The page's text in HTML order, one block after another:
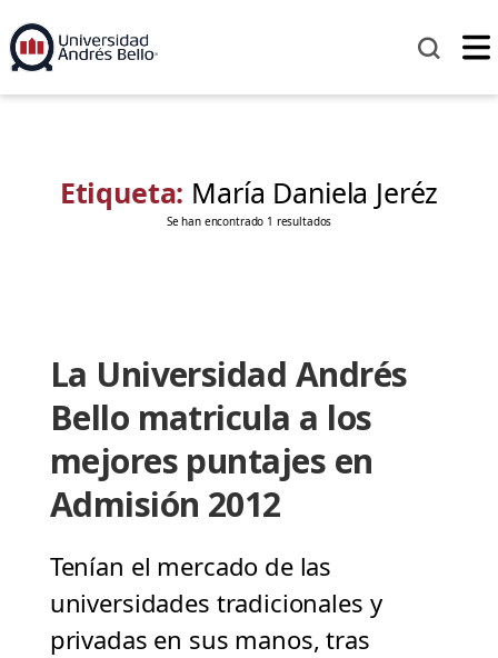
Etiqueta: María Daniela Jeréz
Se han encontrado 1 resultados
La Universidad Andrés
Bello matricula a los
mejores puntajes en
Admisión 2012
Tenían el mercado de las
universidades tradicionales y
privadas en sus manos, tras